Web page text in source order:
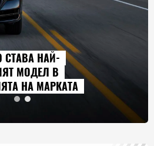
СТАВА НАЙ-
МОДЕЛ В
НА МАРКАТА